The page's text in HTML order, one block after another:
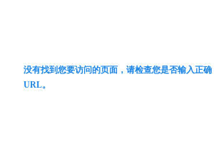
没有找到您要访问的页面，请检查您是否输入正确
URL。